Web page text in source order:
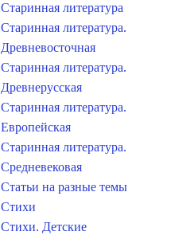
Старинная литература
Старинная литература.
Древневосточная
Старинная литература.
Древнерусская
Старинная литература.
Европейская
Старинная литература.
Средневековая
Статьи на разные темы
Стихи
Стихи. Детские